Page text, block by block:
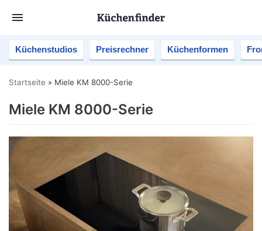
Küchenstudios Preisrechner Küchenformen
Startseite » Miele KM 8000-Serie
Miele KM 8000-Serie